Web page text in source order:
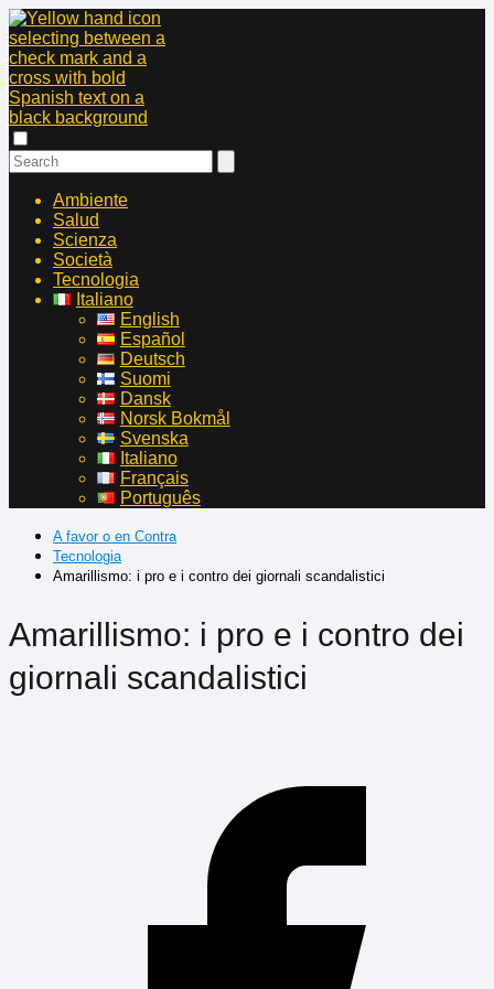
Ambiente
Salud
Scienza
Società
Tecnologia
Italiano
English
Español
Deutsch
Suomi
Dansk
Norsk Bokmål
Svenska
Italiano
Français
Português
A favor o en Contra
Tecnologia
Amarillismo: i pro e i contro dei giornali scandalistici
Amarillismo: i pro e i contro dei
giornali scandalistici